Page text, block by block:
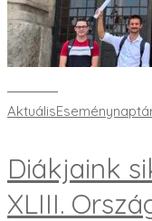
Aktuális
Diákjaink
XLIII.